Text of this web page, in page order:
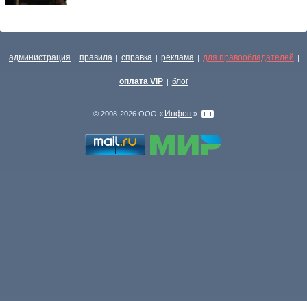
администрация | правила | справка | реклама | для правообладателей |
оплата VIP | блог
© 2008-2026 ООО « Инфон »